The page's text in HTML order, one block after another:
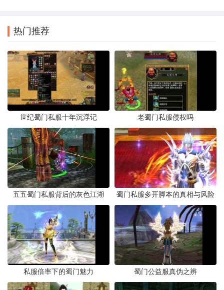
热门推荐
世纪蜀门私服十年沉浮记 老蜀门私服侵权吗
五五蜀门私服背后的灰色江湖 蜀门私服多开脚本的真相与风险
私服倍率下的蜀门魅力 蜀门公益服真伪之辨